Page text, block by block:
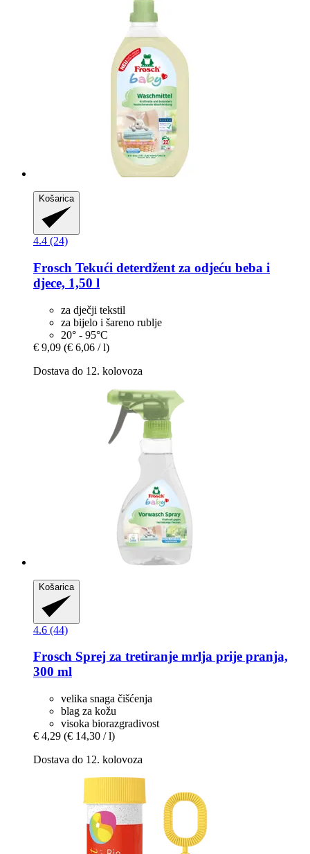
Košarica
4.4 (24)
Frosch Tekući deterdžent za odjeću beba i
djece, 1,50 l
za dječji tekstil
za bijelo i šareno rublje
20° - 95°C
€ 9,09 (€ 6,06 / l)
Dostava do 12. kolovoza
Košarica
4.6 (44)
Frosch Sprej za tretiranje mrlja prije pranja,
300 ml
velika snaga čišćenja
blag za kožu
visoka biorazgradivost
€ 4,29 (€ 14,30 / l)
Dostava do 12. kolovoza